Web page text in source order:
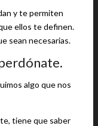
y te permiten
ellos te definen.
sean necesarias.
algo que nos
tiene que saber